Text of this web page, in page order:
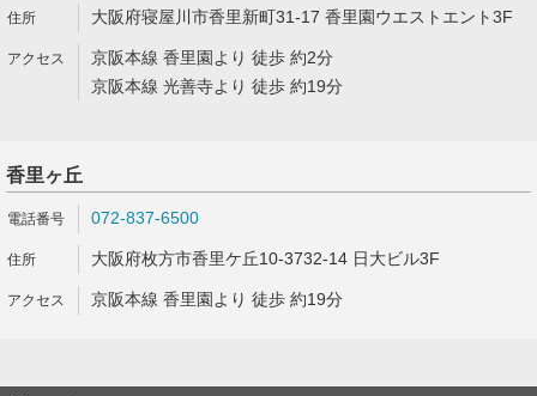
大阪府寝屋川市香里新町31-17 香里園ウエストエント3F
京阪本線 香里園より 徒歩 約2分
京阪本線 光善寺より 徒歩 約19分
香里ヶ丘
072-837-6500
大阪府枚方市香里ケ丘10-3732-14 日大ビル3F
京阪本線 香里園より 徒歩 約19分